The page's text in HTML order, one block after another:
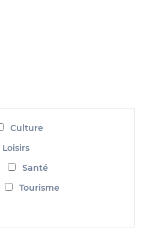
Culture
Loisirs
Santé
Tourisme